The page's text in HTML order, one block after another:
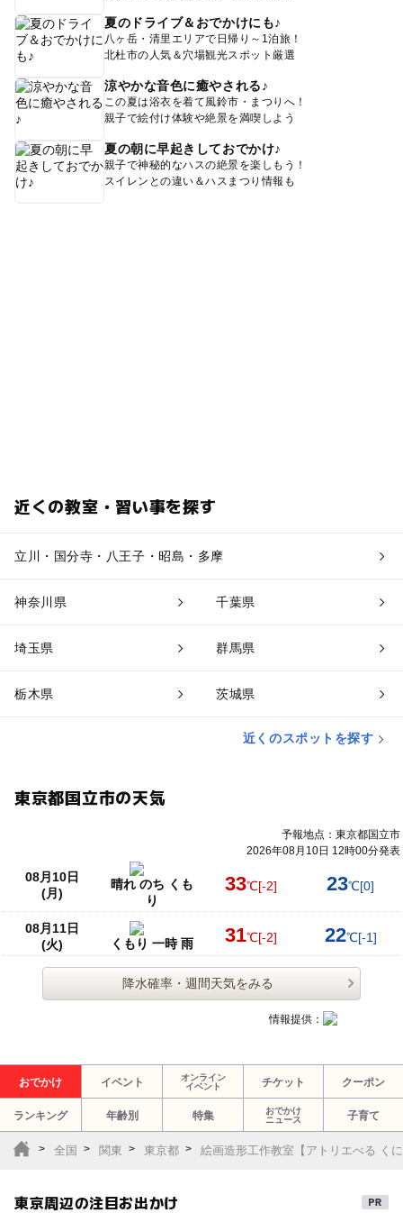
夏のドライブ＆おでかけにも♪
八ヶ岳・清里エリアで日帰り～1泊旅！
北杜市の人気＆穴場観光スポット厳選
涼やかな音色に癒やされる♪
この夏は浴衣を着て風鈴市・まつりへ！
親子で絵付け体験や絶景を満喫しよう
夏の朝に早起きしておでかけ♪
親子で神秘的なハスの絶景を楽しもう！
スイレンとの違い＆ハスまつり情報も
近くの教室・習い事を探す
立川・国分寺・八王子・昭島・多摩
神奈川県 千葉県
埼玉県 群馬県
栃木県 茨城県
近くのスポットを探す
東京都国立市の天気
予報地点：東京都国立市
2026年08月10日 12時00分発表
08月10日
(月)
晴れ のち くも
り
33℃[-2] 23℃[0]
08月11日
(火)
くもり 一時 雨 31℃[-2] 22℃[-1]
降水確率・週間天気をみる
情報提供：
おでかけ イベント
オンライン
イベント
チケット クーポン
ランキング 年齢別 特集
おでかけ
ニュース
子育て
全国 関東 東京都 絵画造形工作教室【アトリエべる く
東京周辺の注目お出かけ